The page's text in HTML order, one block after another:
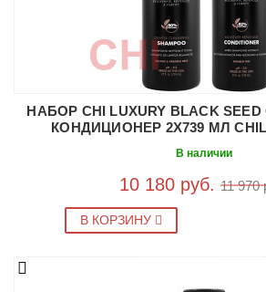
НАБОР CHI LUXURY BLACK
КОНДИЦИОНЕР 2X739 МЛ
В наличии
10 180 руб. 11 970
В КОРЗИНУ